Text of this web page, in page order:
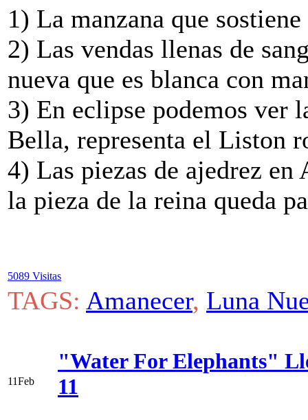
1) La manzana que
2) Las vendas llenas de
nueva que es blanca con
3) En eclipse podemos ver
Bella, representa el Liston
4) Las piezas de ajedrez en
la pieza de la reina queda
5089 Visitas
TAGS: Amanecer, Luna
11Feb
"Water For Elephants"
11